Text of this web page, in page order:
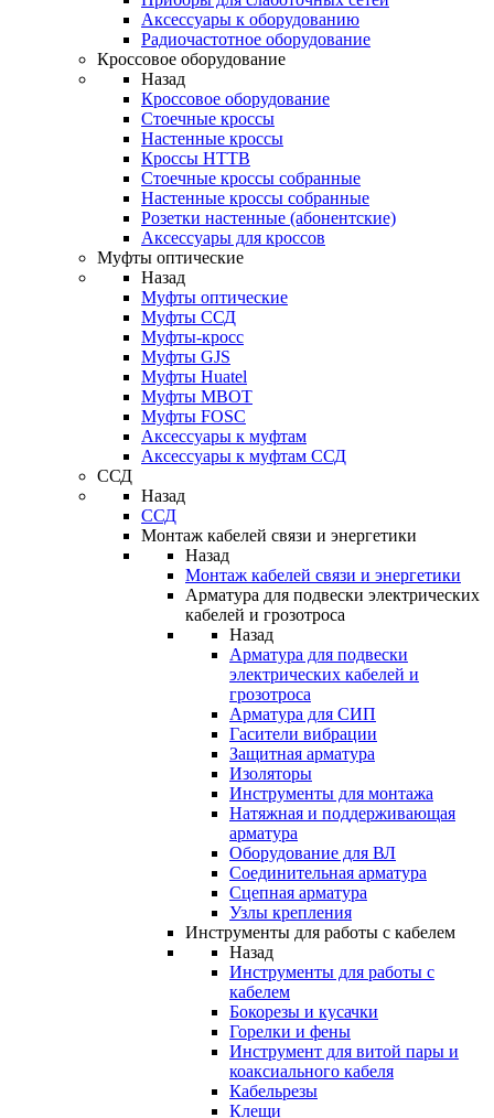
Аксессуары к оборудованию
Радиочастотное оборудование
Кроссовое оборудование
Назад
Кроссовое оборудование
Стоечные кроссы
Настенные кроссы
Кроссы HTTB
Стоечные кроссы собранные
Настенные кроссы собранные
Розетки настенные (абонентские)
Аксессуары для кроссов
Муфты оптические
Назад
Муфты оптические
Муфты ССД
Муфты-кросс
Муфты GJS
Муфты Huatel
Муфты МВОТ
Муфты FOSC
Аксессуары к муфтам
Аксессуары к муфтам ССД
ССД
Назад
ССД
Монтаж кабелей связи и энергетики
Назад
Монтаж кабелей связи и энергетики
Арматура для подвески электрических
кабелей и грозотроса
Назад
Арматура для подвески
электрических кабелей и
грозотроса
Арматура для СИП
Гасители вибрации
Защитная арматура
Изоляторы
Инструменты для монтажа
Натяжная и поддерживающая
арматура
Оборудование для ВЛ
Соединительная арматура
Сцепная арматура
Узлы крепления
Инструменты для работы с кабелем
Назад
Инструменты для работы с
кабелем
Бокорезы и кусачки
Горелки и фены
Инструмент для витой пары и
коаксиального кабеля
Кабельрезы
Клещи